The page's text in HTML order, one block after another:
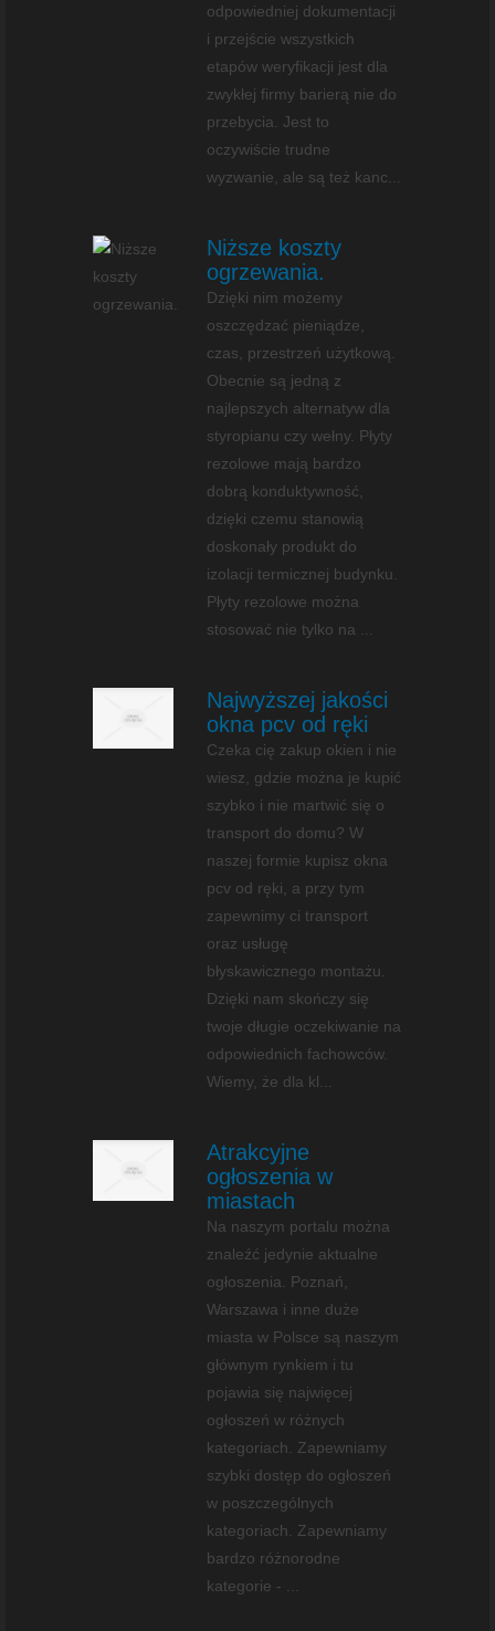
odpowiedniej dokumentacji
i przejście wszystkich
etapów weryfikacji jest dla
zwykłej firmy barierą nie do
przebycia. Jest to
oczywiście trudne
wyzwanie, ale są też kanc...
Niższe koszty
ogrzewania.
Dzięki nim możemy
oszczędzać pieniądze,
czas, przestrzeń użytkową.
Obecnie są jedną z
najlepszych alternatyw dla
styropianu czy wełny. Płyty
rezolowe mają bardzo
dobrą konduktywność,
dzięki czemu stanowią
doskonały produkt do
izolacji termicznej budynku.
Płyty rezolowe można
stosować nie tylko na ...
Najwyższej jakości
okna pcv od ręki
Czeka cię zakup okien i nie
wiesz, gdzie można je kupić
szybko i nie martwić się o
transport do domu? W
naszej formie kupisz okna
pcv od ręki, a przy tym
zapewnimy ci transport
oraz usługę
błyskawicznego montażu.
Dzięki nam skończy się
twoje długie oczekiwanie na
odpowiednich fachowców.
Wiemy, że dla kl...
Atrakcyjne
ogłoszenia w
miastach
Na naszym portalu można
znaleźć jedynie aktualne
ogłoszenia. Poznań,
Warszawa i inne duże
miasta w Polsce są naszym
głównym rynkiem i tu
pojawia się najwięcej
ogłoszeń w różnych
kategoriach. Zapewniamy
szybki dostęp do ogłoszeń
w poszczególnych
kategoriach. Zapewniamy
bardzo różnorodne
kategorie - ...